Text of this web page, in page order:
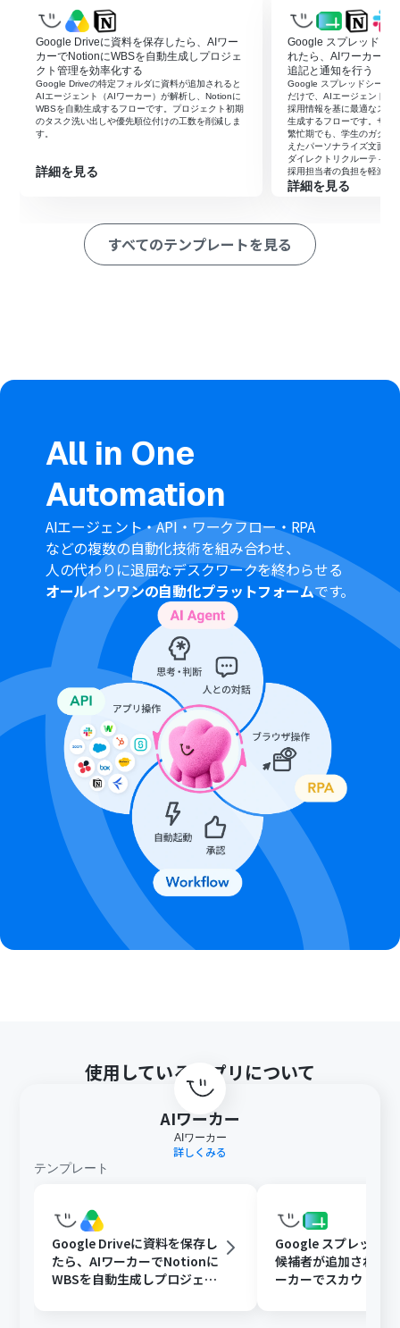
稿に対しても漏れなく即座にSlackで共有されます。
■フローボットの流れ
はじめに、xAI（Grok）とGoogle スプレッドシート、
SlackをYoomと連携します。
次に、スケジュール設定にて、フローを起動させたい特定
の時間を指定します。
最後に、AIワーカーを活用して、xAI（Grok）でXのポス
トを検索し、投稿内容の感情分析・スコアリング・要約
を行うためのスキル（指示）を作成します。あわせて、
Google スプレッドシートの「行を追加する」アクション
ルとして設定し、分析結果の蓄積と通知を一つの工程で
完結させます。
ド名や製品名など）を、用途に合わせて任意に設定して
Slackの通知先チャンネルをチームの運用に合わせて選択
してください。
準や、どのような場合にSlackへ通知を行うかといった判
定ロジックを自由にカスタマイズ可能です。
■注意事項
xAI（Grok）、Google スプレッドシート、Slackのそれ
ぞれとYoomを連携してください。AIワーカー内で使用す
るツール（アプリ）についてもマイアプリ連携が必要で
す。
AIワーカー内で20件を超える大容量データの取得やルー
プ処理を行うと、タスクを著しく消費する可能性があるた
めご注意ください。
AIワーカーの基本設定は「【AIワーカー】基本的な設定方
法」をご参照ください。
AIワーカーの同時実行数・作成可能なAIワーカー数・利用
可能なAIモデルはご契約中のプランによって異なります。
AIワーカー内でご利用いただけるアプリやオペレーション
等はフローボットの利用制限と同様です。
AIワーカーは、テスト実行でも本番実行と同様にタスクを
消費しますのでご注意ください。詳細は「 【AIワーカー】
タスク実行数の計算方法 」ご参照ください。
AIワーカーはスキルを詳細に設定することで適切な処理を
実行しやすくなります。詳細は「【AIワーカー】スキル
（旧マニュアル）の作成方法」をご参照ください。
Google Driveに資料を保存したら、AIワー
カーでNotionにWBSを自動生成しプロジェ
クト管理を効率化する
Google Driveの特定フォルダに資料が追加されると
AIエージェント（AIワーカー）が解析し、Notionに
WBSを自動生成するフローです。プロジェクト初期
のタスク洗い出しや優先順位付けの工数を削減しま
す。
詳細を見る
Google スプレッドシ
れたら、AIワーカーで
追記と通知を行う
Google スプレッドシート
だけで、AIエージェント（
採用情報を基に最適なスカ
生成するフローです。サマ
繁忙期でも、学生のガクチ
えたパーソナライズ文面を
ダイレクトリクルーティン
採用担当者の負担を軽減し
詳細を見る
すべてのテンプレートを見る
All in One
Automation
AIエージェント・API・ワークフロー・RPA
などの複数の自動化技術を組み合わせ、
人の代わりに退屈なデスクワークを終わらせる
オールインワンの自動化プラットフォームです。
使用しているアプリについて
AIワーカー
AIワーカー
詳しくみる
テンプレート
Google Driveに資料を保存し
たら、AIワーカーでNotionに
WBSを自動生成しプロジェク
Google スプレッドシ
候補者が追加された
ーカーでスカウト文